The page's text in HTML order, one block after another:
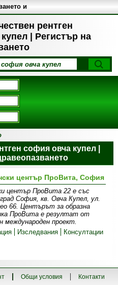
рентген
| Регистър на
и
в
софия овча купел |
център ПроВита, София
център ПроВита 22 е със
София, кв. Овча Купел, ул.
66. Центърът за образна
ПроВита e резултат от
международен проект.
Изследвания Консултации
Общи условия
Контакти